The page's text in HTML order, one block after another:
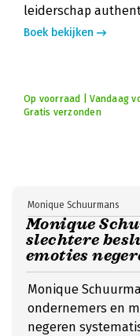
leiderschap
Boek bekijken
Op voorraad | Vandaag
Gratis verzonden
Monique
slechtere
emoties
Monique Schuurmans
Monique
ondernemers en
negeren